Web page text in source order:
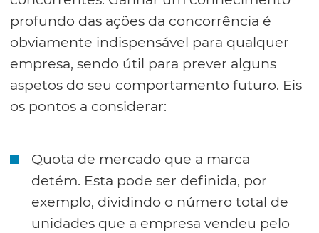
profundo das ações da concorrência é
obviamente indispensável para qualquer
empresa, sendo útil para prever alguns
aspetos do seu comportamento futuro. Eis
os pontos a considerar:
Quota de mercado que a marca
detém. Esta pode ser definida, por
exemplo, dividindo o número total de
unidades que a empresa vendeu pelo